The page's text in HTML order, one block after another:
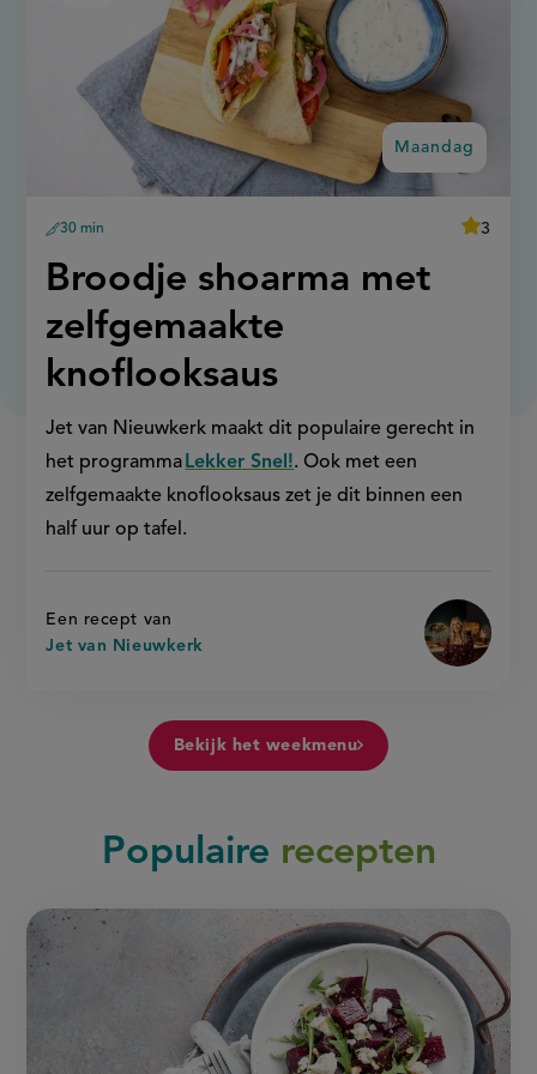
Maandag:
Broodje shoarma met
zelfgemaakte
knoflooksaus
Jet van Nieuwkerk maakt dit populaire gerecht in
het programma Lekker Snel!. Ook met een
zelfgemaakte knoflooksaus zet je dit binnen een
half uur op tafel.
voorbereidingstijd
30 min
average
3
Een recept van
Jet van Nieuwkerk
zelfgemaakte
knoflooksaus
Maandag
Bekijk het weekmenu
Populaire recepten